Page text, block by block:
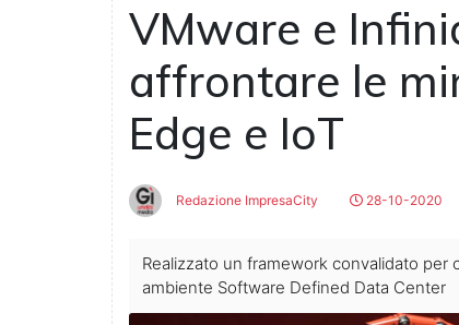
VMware e
affrontare le
Edge e IoT
Redazione ImpresaCity 28-10-2020
Realizzato un framework convalidato
ambiente Software Defined Data Center